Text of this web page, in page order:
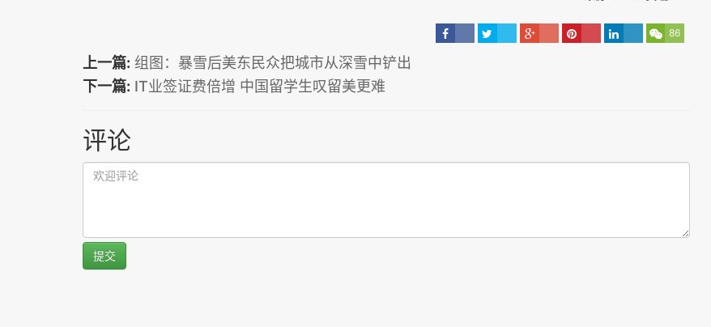
86
上一篇: 组图：暴雪后美东民众把城市从深雪中铲出
下一篇: IT业签证费倍增 中国留学生叹留美更难
评论
提交